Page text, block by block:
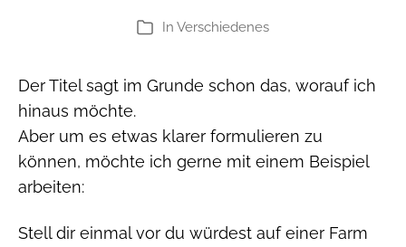
Kategorien
In Verschiedenes
Der Titel sagt im Grunde schon das, worauf ich
hinaus möchte.
Aber um es etwas klarer formulieren zu
können, möchte ich gerne mit einem Beispiel
arbeiten:
Stell dir einmal vor du würdest auf einer Farm